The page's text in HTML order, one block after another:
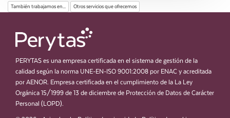
También trabajamos en... Otros servicios que ofrecemos
PERYTAS es una empresa certificada en el sistema de gestión de la
calidad según la norma UNE-EN-ISO 9001:2008 por ENAC y acreditada
por AENOR. Empresa certificada en el cumplimiento de la La Ley
Orgánica 15/1999 de 13 de diciembre de Protección de Datos de Carácter
Personal (LOPD).